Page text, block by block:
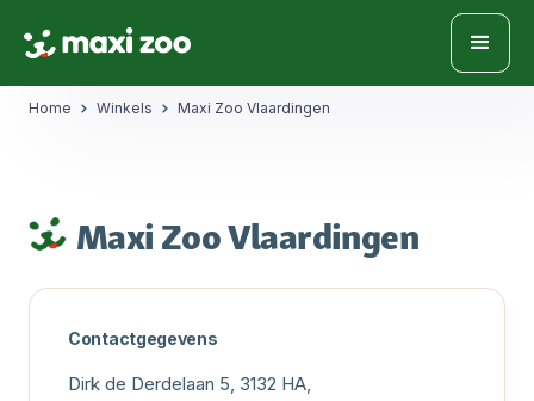
Home Winkels Maxi Zoo Vlaardingen
Maxi Zoo Vlaardingen
Contactgegevens
Dirk de Derdelaan 5, 3132 HA,